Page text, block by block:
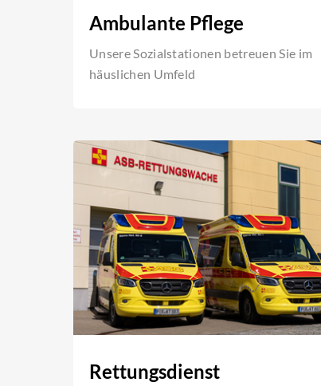
Ambulante Pflege
Unsere Sozialstationen betreuen Sie im
häuslichen Umfeld
Rettungsdienst